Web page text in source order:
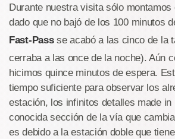
Durante nuestra visita sólo montamos
dado que no bajó de los 100 minutos
Fast-Passse acabó a las cinco de la
cerraba a las once de la noche). Aún
hicimos quince minutos de espera.
tiempo suficiente para observar los
estación, los infinitos detalles made in
conocida sección de la vía que
es debido a la estación doble que